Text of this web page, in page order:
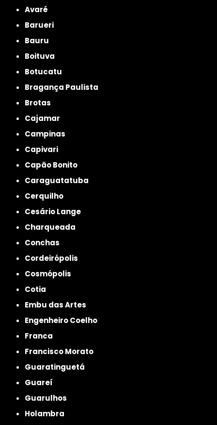
Avaré
Barueri
Bauru
Boituva
Botucatu
Bragança Paulista
Brotas
Cajamar
Campinas
Capivari
Capão Bonito
Caraguatatuba
Cerquilho
Cesário Lange
Charqueada
Conchas
Cordeirópolis
Cosmópolis
Cotia
Embu das Artes
Engenheiro Coelho
Franca
Francisco Morato
Guaratinguetá
Guareí
Guarulhos
Holambra